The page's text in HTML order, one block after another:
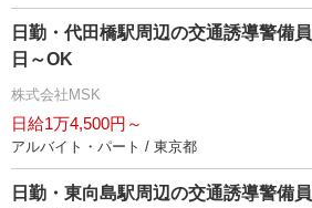
日勤・代田橋駅周辺の交通誘導警備
日～OK
株式会社MSK
日給1万4,500円～
アルバイト・パート / 東京都
日勤・東向島駅周辺の交通誘導警備